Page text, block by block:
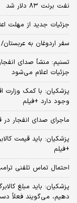
نفت برنت ۸۳ دلار شد
جزئیات جدید از مهلت
سفر اردوغان به
تسنیم: منشأ صدای
جزئیات اعلام می‌شود
پزشکیان: با کمک وزارت
وجود دارد +فیلم
ماجرای صدای انفجار
پزشکیان: باید قیمت
+فیلم
احتمال تماس تلفنی
پزشکیان: باید مبلغ
دهیم، می‌گویند فعلاً